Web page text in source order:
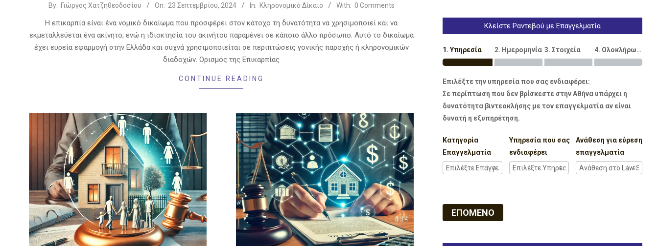
By: Γιώργος Χατζηθεοδοσίου On: 23 Σεπτεμβρίου, 2024 In: Κληρονομικό Δίκαιο With: 0 Comments
Η επικαρπία είναι ένα νομικό δικαίωμα που προσφέρει στον κάτοχο τη δυνατότητα να χρησιμοποιεί και να
εκμεταλλεύεται ένα ακίνητο, ενώ η ιδιοκτησία του ακινήτου παραμένει σε κάποιο άλλο πρόσωπο. Αυτό το δικαίωμα
έχει ευρεία εφαρμογή στην Ελλάδα και συχνά χρησιμοποιείται σε περιπτώσεις γονικής παροχής ή κληρονομικών
διαδοχών. Ορισμός της Επικαρπίας
CONTINUE READING
Κλείστε Ραντεβού με Επαγγελματία
1. Υπηρεσία 2. Ημερομηνία 3. Στοιχεία 4. Ολοκλήρωση
Επιλέξτε την υπηρεσία που σας ενδιαφέρει:
Σε περίπτωση που δεν βρίσκεστε στην Αθήνα υπάρχει η
δυνατότητα βιντεοκλήσης με τον επαγγελματία αν είναι
δυνατή η εξυπηρέτηση.
Κατηγορία
Επαγγελματία
Υπηρεσία που σας
ενδιαφέρει
Ανάθεση για εύρεση
επαγγελματία
ΕΠΟΜΕΝΟ